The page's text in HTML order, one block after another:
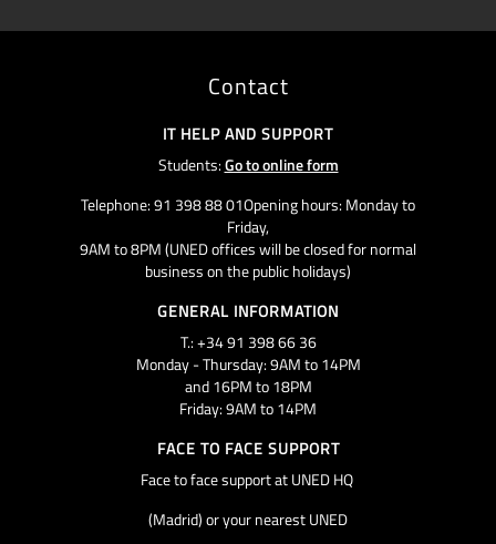
Contact
IT HELP AND SUPPORT
Students:Go to online form
Telephone: 91 398 88 01Opening hours: Monday to
Friday,
9AM to 8PM (UNED offices will be closed for normal
business on the public holidays)
GENERAL INFORMATION
T.: +34 91 398 66 36
Monday - Thursday: 9AM to 14PM
and 16PM to 18PM
Friday: 9AM to 14PM
FACE TO FACE SUPPORT
Face to face support at UNED HQ
(Madrid) or your nearest UNED